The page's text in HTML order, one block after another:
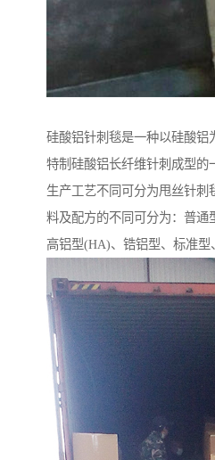
硅酸铝针刺毯是一种以硅酸铝
特制硅酸铝长纤维针刺成型的
生产工艺不同可分为甩丝针刺
料及配方的不同可分为：普通
高铝型(HA)、锆铝型、标准型